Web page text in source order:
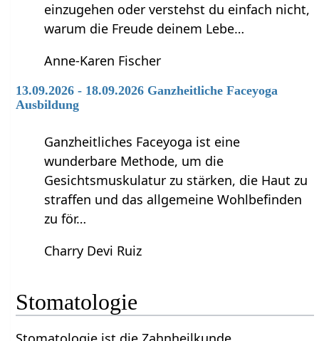
einzugehen oder verstehst du einfach nicht,
warum die Freude deinem Lebe…
Anne-Karen Fischer
13.09.2026 - 18.09.2026 Ganzheitliche Faceyoga
Ausbildung
Ganzheitliches Faceyoga ist eine
wunderbare Methode, um die
Gesichtsmuskulatur zu stärken, die Haut zu
straffen und das allgemeine Wohlbefinden
zu för…
Charry Devi Ruiz
Stomatologie